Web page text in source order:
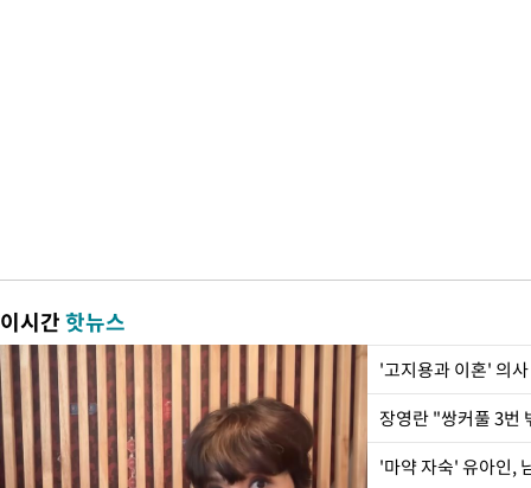
이시간핫뉴스
'고지용과 이혼' 의
'마약 자숙' 유아인,